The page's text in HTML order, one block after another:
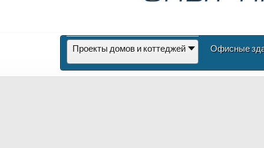
Проекты домов и коттеджей Офисные